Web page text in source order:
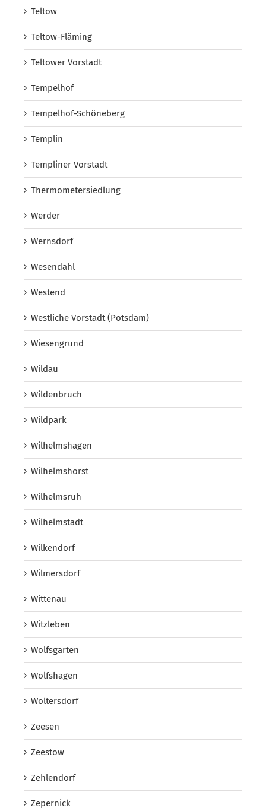
Teltow
Teltow-Fläming
Teltower Vorstadt
Tempelhof
Tempelhof-Schöneberg
Templin
Templiner Vorstadt
Thermometersiedlung
Werder
Wernsdorf
Wesendahl
Westend
Westliche Vorstadt (Potsdam)
Wiesengrund
Wildau
Wildenbruch
Wildpark
Wilhelmshagen
Wilhelmshorst
Wilhelmsruh
Wilhelmstadt
Wilkendorf
Wilmersdorf
Wittenau
Witzleben
Wolfsgarten
Wolfshagen
Woltersdorf
Zeesen
Zeestow
Zehlendorf
Zepernick